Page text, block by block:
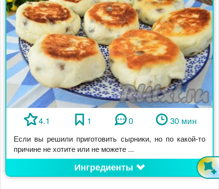
4.1 1 0 30 мин
Если вы решили приготовить сырники, но по какой-то
причине не хотите или не можете ...
Ингредиенты